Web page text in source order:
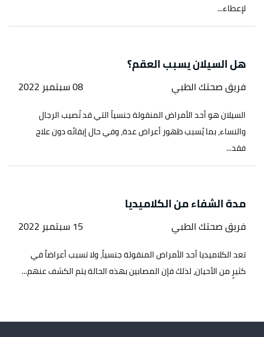
لإعطاء...
هل السيلان يسبب العقم؟
فريق صحتك الطبي 08 سبتمبر 2022
السيلان هو أحد الأمراض المنقولة جنسياً التي قد تُصيب الرجال
والنساء، بما يُسبب ظهور أعراض عدة، وفي حال إبقائه دون علاج
فقد...
مدة الشفاء من الكلاميديا
فريق صحتك الطبي 15 سبتمبر 2022
تعد الكلاميديا أحد الأمراض المنقولة جنسياً، ولا تسبب أعراضاً في
كثيرٍ من الأحيان، لذلك فإن المصابين بهذه الحالة يتم الكشف عنهم...